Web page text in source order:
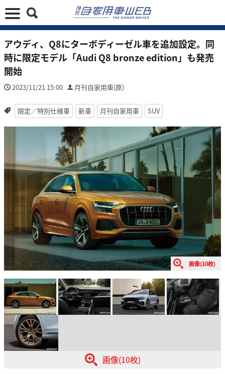
アウディ、Q8にターボディーゼル車を追加設定。同
時に限定モデル「Audi Q8 bronze edition」も発売
開始
2023/11/21 15:00 月刊自家用車(原)
限定／特別仕様車 新車 月刊自家用車 SUV
画像(10枚)
画像(10枚)